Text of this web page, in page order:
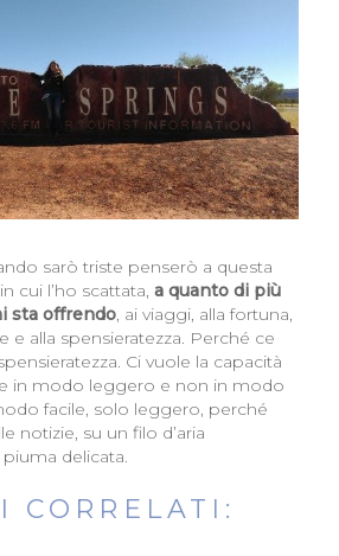
sarò triste penserò a questa
cui l’ho scattata, a quanto di più
sta offrendo, ai viaggi, alla fortuna,
e alla spensieratezza. Perché ce
Ci vuole la capacità
in modo leggero e non in modo
facile, solo leggero, perché
notizie, su un filo d’aria
delicata.
CORRELATI: